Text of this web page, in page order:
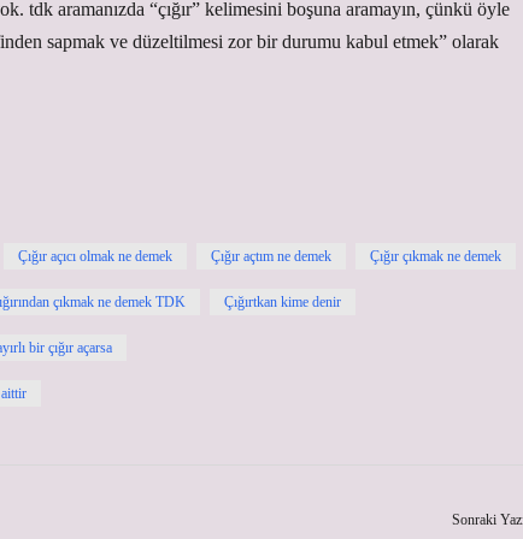
tdk aramanızda “çığır” kelimesini boşuna aramayın, çünkü öyle
sapmak ve düzeltilmesi zor bir durumu kabul etmek” olarak
Çığır açıcı olmak ne demek Çığır açtım ne demek Çığır çıkmak ne demek
çıkmak ne demek TDK Çığırtkan kime denir
bir çığır açarsa
Sonraki